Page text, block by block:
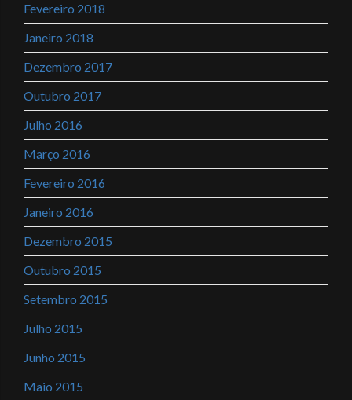
Fevereiro 2018
Janeiro 2018
Dezembro 2017
Outubro 2017
Julho 2016
Março 2016
Fevereiro 2016
Janeiro 2016
Dezembro 2015
Outubro 2015
Setembro 2015
Julho 2015
Junho 2015
Maio 2015